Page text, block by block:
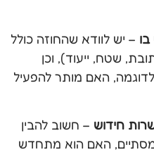
– יש לוודא שהחוזה כולל
שטח, ייעוד), וכן
האם מותר להפעיל
חידוש – חשוב להבין
האם הוא מתחדש